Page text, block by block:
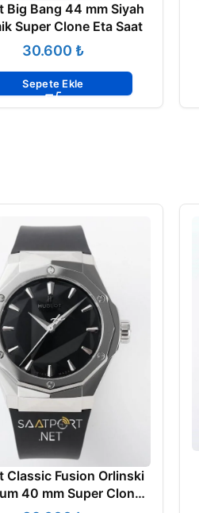
Big Bang 44 mm Siyah
Super Clone Eta Saat
₺
Sepete Ekle
Classic Fusion Orlinski
40 mm Super Clone